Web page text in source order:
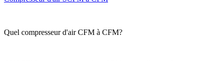
Quel compresseur d'air CFM à CFM?